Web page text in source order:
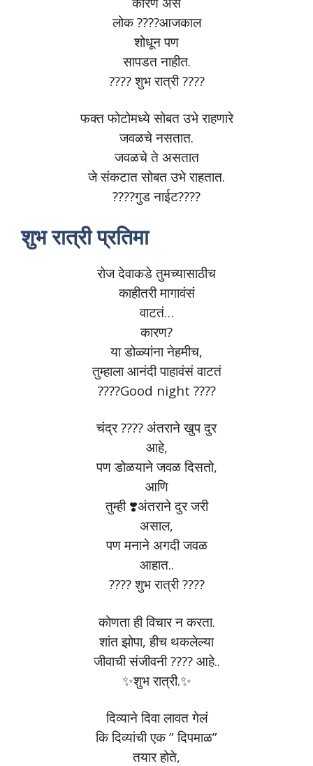
लोक ????आजकाल
शोधून पण
सापडत नाहीत.
???? शुभ रात्री ????
फक्त फोटोमध्ये सोबत उभे राहणारे
जवळचे नसतात.
जवळचे ते असतात
जे संकटात सोबत उभे राहतात.
????गुड नाईट????
शुभ रात्री प्रतिमा
रोज देवाकडे तुमच्यासाठीच
काहीतरी मागावंसं
वाटतं…
कारण?
या डोळ्यांना नेहमीच,
तुम्हाला आनंदी पाहावंसं वाटतं
????Good night ????
चंद्र ???? अंतराने खुप दुर
आहे,
पण डोळयाने जवळ दिसतो,
आणि
तुम्ही ❣️अंतराने दुर जरी
असाल,
पण मनाने अगदी जवळ
आहात..
???? शुभ रात्री ????
कोणता ही विचार न करता.
शांत झोपा, हीच थकलेल्या
जीवाची संजीवनी ???? आहे..
✨शुभ रात्री.✨
दिव्याने दिवा लावत गेलं
कि दिव्यांची एक ” दिपमाळ”
तयार होते,